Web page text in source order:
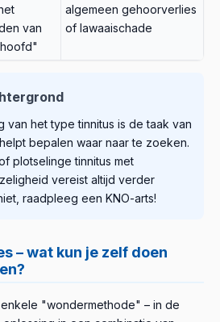
van
algemeen gehoorverlies
of lawaaischade
van het type tinnitus is de taak van
bepalen waar naar te zoeken.
plotselinge tinnitus met
vereist altijd verder
raadpleeg een KNO-arts!
– wat kun je zelf doen
"wondermethode" – in de